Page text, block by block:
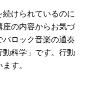
けられているのに
座の内容からお気づ
バロック音楽の通奏
科学」です。行動
す。